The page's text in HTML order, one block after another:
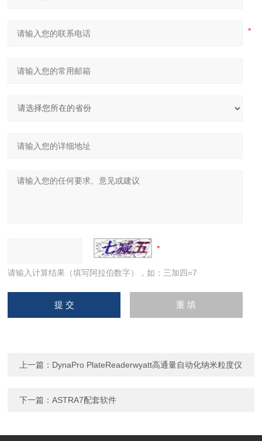
请输入计算结果（填写阿拉伯数字），如：三加四=7
上一篇： DynaPro PlateReaderwyatt高通量自动化纳米粒度仪
下一篇：ASTRA7配套软件